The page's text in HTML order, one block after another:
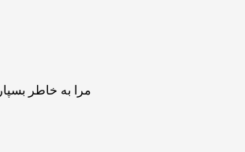
مرا به خاطر بسپار